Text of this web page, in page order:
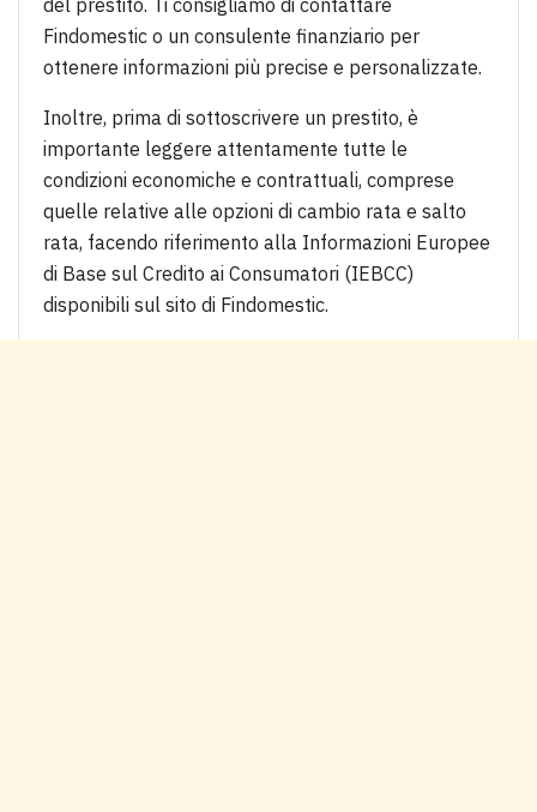
del prestito. Ti consigliamo di contattare
Findomestic o un consulente finanziario per
ottenere informazioni più precise e personalizzate.
Inoltre, prima di sottoscrivere un prestito, è
importante leggere attentamente tutte le
condizioni economiche e contrattuali, comprese
quelle relative alle opzioni di cambio rata e salto
rata, facendo riferimento alla Informazioni Europee
di Base sul Credito ai Consumatori (IEBCC)
disponibili sul sito di Findomestic.